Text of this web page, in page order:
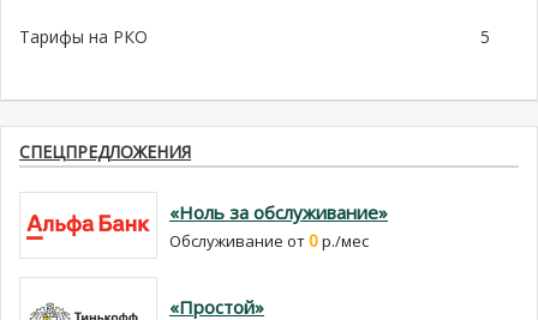
Тарифы на РКО 5
СПЕЦПРЕДЛОЖЕНИЯ
«Ноль за обслуживание»
Обслуживание от0р./мес
«Простой»